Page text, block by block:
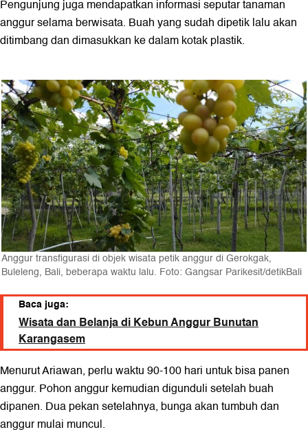
Pengunjung juga mendapatkan informasi seputar tanaman
anggur selama berwisata. Buah yang sudah dipetik lalu akan
ditimbang dan dimasukkan ke dalam kotak plastik.
Anggur transfigurasi di objek wisata petik anggur di Gerokgak,
Buleleng, Bali, beberapa waktu lalu. Foto: Gangsar Parikesit/detikBali
Baca juga:
Wisata dan Belanja di Kebun Anggur Bunutan
Karangasem
Menurut Ariawan, perlu waktu 90-100 hari untuk bisa panen
anggur. Pohon anggur kemudian digunduli setelah buah
dipanen. Dua pekan setelahnya, bunga akan tumbuh dan
anggur mulai muncul.